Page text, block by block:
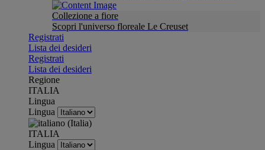
Collezione a fiore
Scopri l'universo floreale Le Creuset
Registrati
Lista dei desideri
Registrati
Lista dei desideri
Regione
ITALIA
Lingua
Lingua
ITALIA
Lingua